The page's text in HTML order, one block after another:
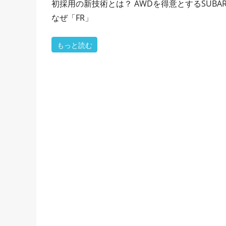
初採用の新技術とは？ AWDを得意とする
なぜ「FR」
もっと読む